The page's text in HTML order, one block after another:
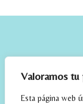
Valoramos tu
Esta página web